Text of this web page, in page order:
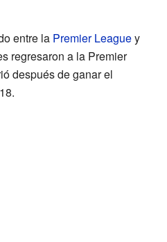
entre la Premier Leaguey
regresaron a la Premier
después de ganar el